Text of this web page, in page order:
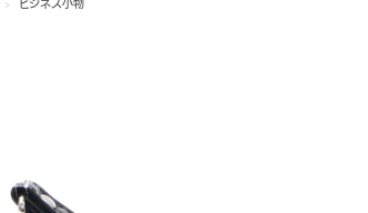
>
ビジネス小物